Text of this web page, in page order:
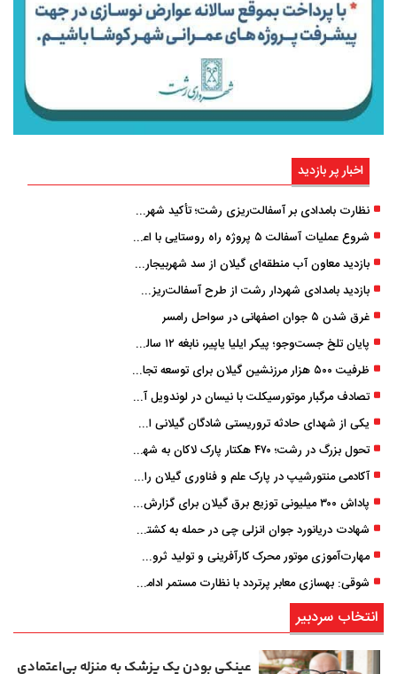
اخبار پر بازدید
نظارت بامدادی بر آسفالت‌ریزی رشت؛ تأکید شهردار و بازرس کل بر کیفیت اجرای پروژه‌ها
شروع عملیات آسفالت ۵ پروژه راه ‌روستایی با اعتبار ۳۷۰ میلیاردی در گیلان
بازدید معاون آب منطقه‌ای گیلان از سد شهربیجار برای تداوم تأمین آب شرب استان
بازدید بامدادی شهردار رشت از طرح آسفالت‌ریزی گسترده در مناطق پنج‌گانه
غرق شدن ۵ جوان اصفهانی در سواحل رامسر
پایان تلخ جست‌وجو؛ پیکر ایلیا یاپیر، نابغه ۱۲ ساله لاهیجانی پیدا شد
ظرفیت ۵۰۰ هزار مرزنشین گیلان برای توسعه تجارت فعال می‌شود
تصادف مرگبار موتورسیکلت با نیسان در لوندویل آستارا/ انتقال مصدوم با اورژانس هوایی به رشت
یکی از شهدای حادثه تروریستی شادگان گیلانی است/ شهادت «سینا سیاه‌ نژاد» در درگیری با اشرار مسلح
تحول بزرگ در رشت؛ ۴۷۰ هکتار پارک لاکان به شهر ملحق می‌شود/ انتقال سند به‌ زودی
آکادمی منتورشیپ در پارک علم و فناوری گیلان راه‌اندازی شد
پاداش ۳۰۰ میلیونی توزیع برق گیلان برای گزارش ماینرهای غیرمجاز
شهادت دریانورد جوان انزلی چی در حمله به کشتی تجاری در دریای کاسپین
مهارت‌آموزی موتور محرک کارآفرینی و تولید ثروت است
شوقی: بهسازی معابر پرتردد با نظارت مستمر ادامه دارد
انتخاب سردبیر
عینکی‌ بودن یک پزشک به منزله بی‌اعتمادی